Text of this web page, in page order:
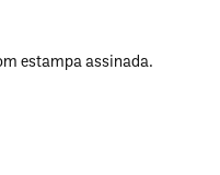
estampa assinada.